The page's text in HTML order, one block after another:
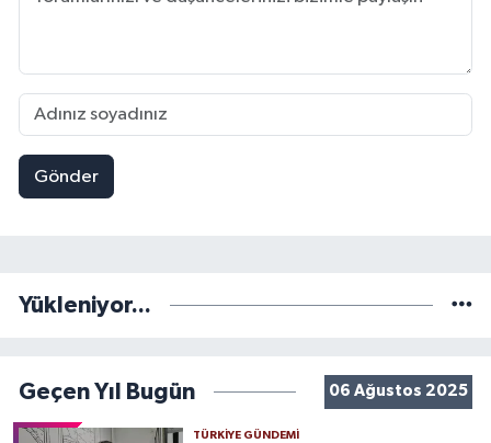
Gönder
Yükleniyor...
Geçen Yıl Bugün 06 Ağustos 2025
TÜRKIYE GÜNDEMI